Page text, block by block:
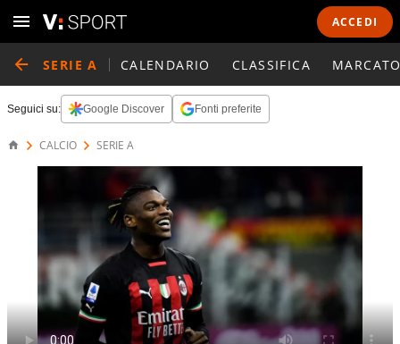
ACCEDI
SERIE A CALENDARIO CLASSIFICA
Seguici su: Google Discover Fonti preferite
CALCIO SERIE A